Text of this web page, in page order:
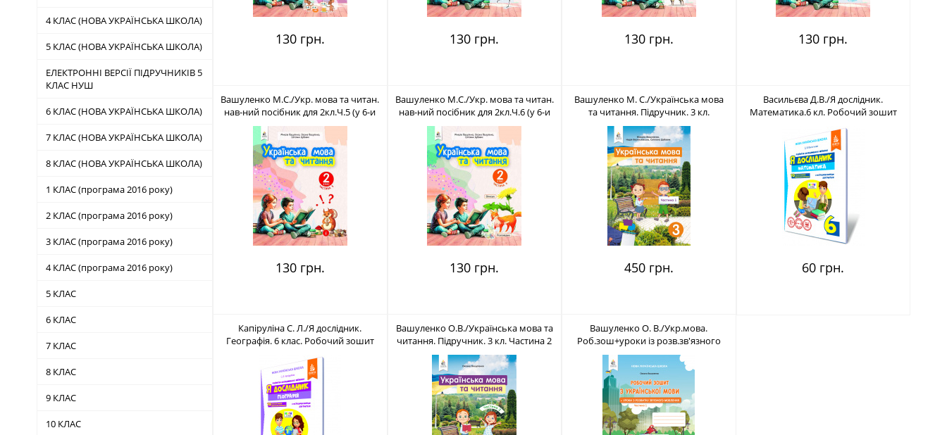
4 КЛАС (НОВА УКРАЇНСЬКА ШКОЛА)
5 КЛАС (НОВА УКРАЇНСЬКА ШКОЛА)
ЕЛЕКТРОННІ ВЕРСІЇ ПІДРУЧНИКІВ 5
КЛАС НУШ
6 КЛАС (НОВА УКРАЇНСЬКА ШКОЛА)
7 КЛАС (НОВА УКРАЇНСЬКА ШКОЛА)
8 КЛАС (НОВА УКРАЇНСЬКА ШКОЛА)
1 КЛАС (програма 2016 року)
2 КЛАС (програма 2016 року)
3 КЛАС (програма 2016 року)
4 КЛАС (програма 2016 року)
5 КЛАС
6 КЛАС
7 КЛАС
8 КЛАС
9 КЛАС
10 КЛАС
130 грн. 130 грн. 130 грн. 130 грн.
Вашуленко М.С./Укр. мова та читан.
нав-ний посібник для 2кл.Ч.5 (у 6-и
час-х) ISBN 978-966-983-481-2
130 грн.
Вашуленко М.С./Укр. мова та читан.
нав-ний посібник для 2кл.Ч.6 (у 6-и
час-х) ISBN 978-966-983-482-9
130 грн.
Вашуленко М. С./Українська мова
та читання. Підручник. 3 кл.
Частина 1 ISBN 978-966-983-119-4
450 грн.
Васильєва Д.В./Я дослідник.
Математика.6 кл. Робочий зошит
60 грн.
Капіруліна С. Л./Я дослідник.
Географія. 6 клас. Робочий зошит
Вашуленко О.В./Українська мова та
читання. Підручник. 3 кл. Частина 2
ISBN 978-966-983-120-0
Вашуленко О. В./Укр.мова.
Роб.зош+уроки із розв.зв'язного
мов.3 кл.Ч.1 2025р. ISBN 978-966-
983-597-0